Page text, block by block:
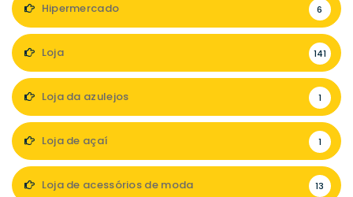
Hipermercado 6
Loja 141
Loja da azulejos 1
Loja de açaí 1
Loja de acessórios de moda 13